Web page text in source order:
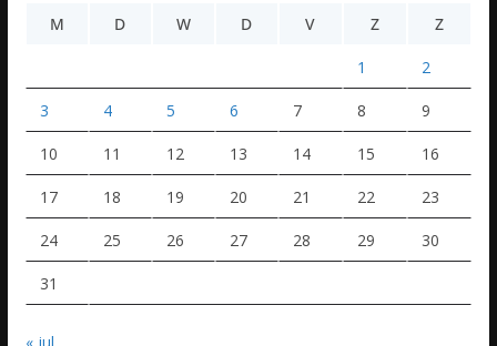
M
D W D V Z Z
1 2
3 4 5 6 7 8 9
10 11 12 13 14 15 16
17 18 19 20 21 22 23
24 25 26 27 28 29 30
31
« jul